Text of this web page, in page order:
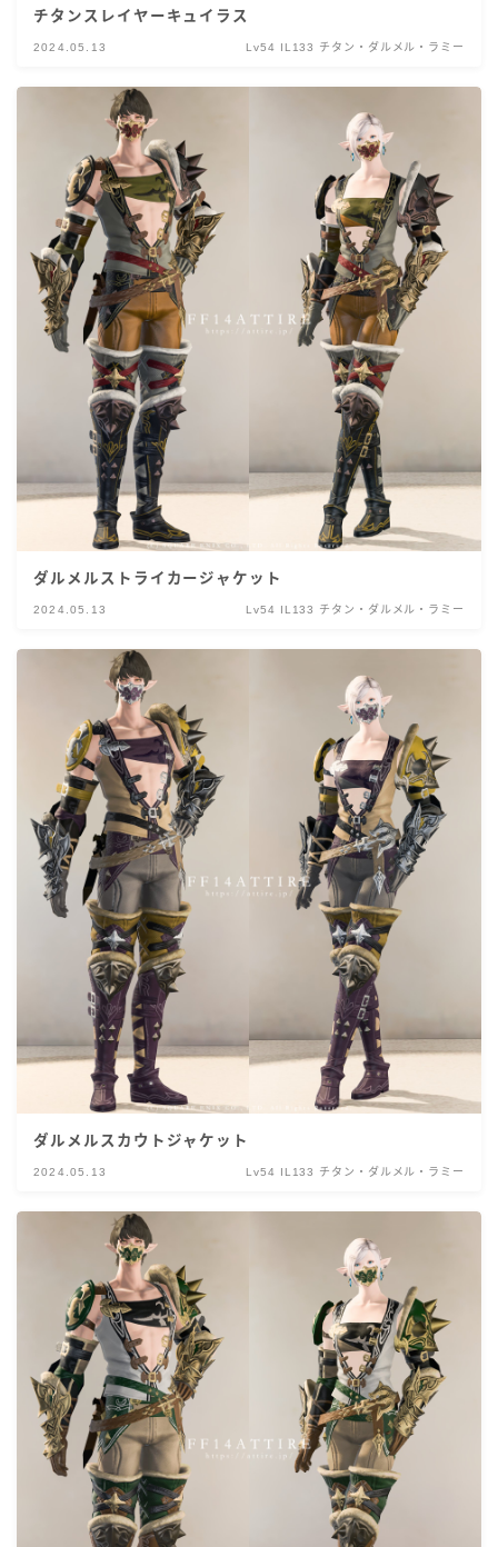
チタンスレイヤーキュイラス
2024.05.13 Lv54 IL133 チタン・ダルメル・ラミー
ダルメルストライカージャケット
2024.05.13 Lv54 IL133 チタン・ダルメル・ラミー
ダルメルスカウトジャケット
2024.05.13 Lv54 IL133 チタン・ダルメル・ラミー